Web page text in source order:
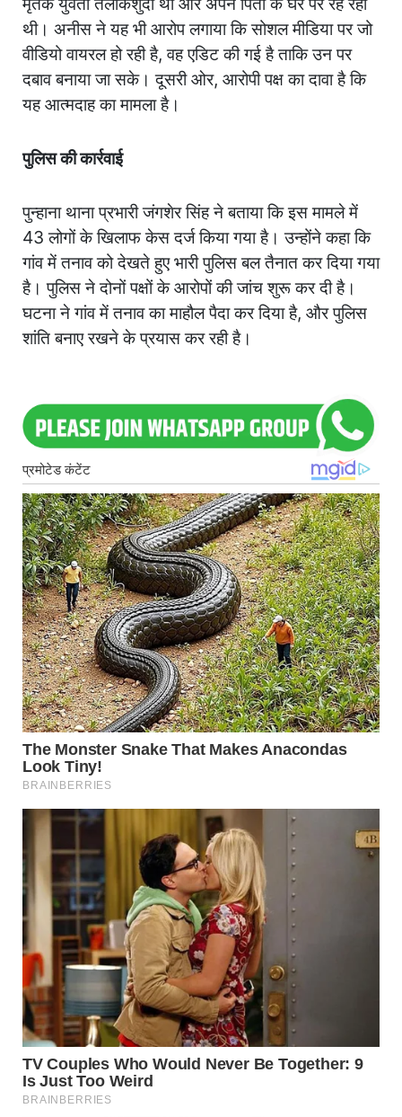
थी। अनीस ने यह भी आरोप लगाया कि सोशल मीडिया पर जो
वीडियो वायरल हो रही है, वह एडिट की गई है ताकि उन पर
दबाव बनाया जा सके। दूसरी ओर, आरोपी पक्ष का दावा है कि
यह आत्मदाह का मामला है।
पुलिस की कार्रवाई
पुन्हाना थाना प्रभारी जंगशेर सिंह ने बताया कि इस मामले में
43 लोगों के खिलाफ केस दर्ज किया गया है। उन्होंने कहा कि
गांव में तनाव को देखते हुए भारी पुलिस बल तैनात कर दिया गया
है। पुलिस ने दोनों पक्षों के आरोपों की जांच शुरू कर दी है।
घटना ने गांव में तनाव का माहौल पैदा कर दिया है, और पुलिस
शांति बनाए रखने के प्रयास कर रही है।